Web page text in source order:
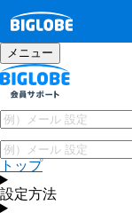
メニュー
トップ
設定方法